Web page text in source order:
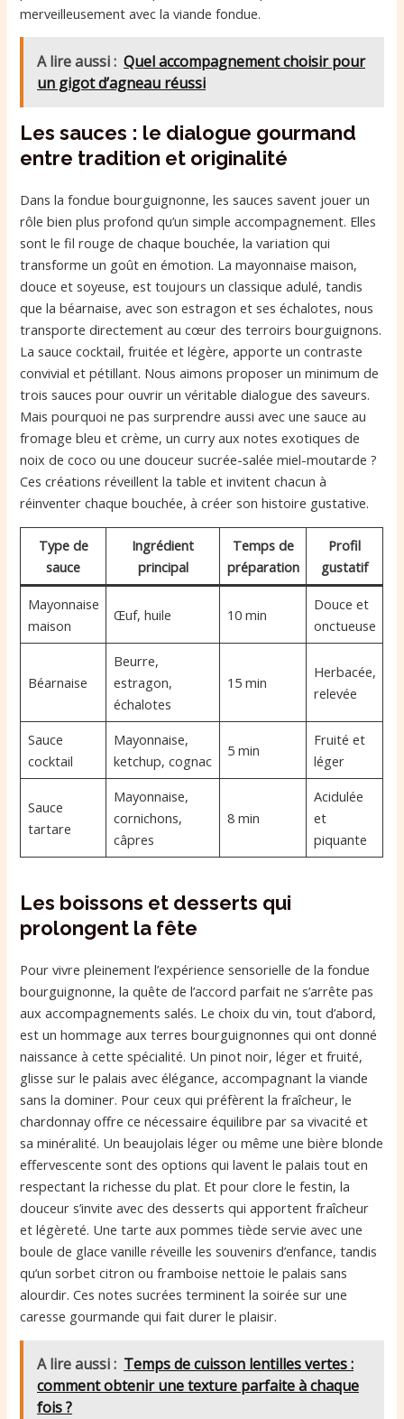
merveilleusement avec la viande fondue.
A lire aussi : Quel accompagnement choisir pour
un gigot d’agneau réussi
Les sauces : le dialogue gourmand
entre tradition et originalité
Dans la fondue bourguignonne, les sauces savent jouer un
rôle bien plus profond qu’un simple accompagnement. Elles
sont le fil rouge de chaque bouchée, la variation qui
transforme un goût en émotion. La mayonnaise maison,
douce et soyeuse, est toujours un classique adulé, tandis
que la béarnaise, avec son estragon et ses échalotes, nous
transporte directement au cœur des terroirs bourguignons.
La sauce cocktail, fruitée et légère, apporte un contraste
convivial et pétillant. Nous aimons proposer un minimum de
trois sauces pour ouvrir un véritable dialogue des saveurs.
Mais pourquoi ne pas surprendre aussi avec une sauce au
fromage bleu et crème, un curry aux notes exotiques de
noix de coco ou une douceur sucrée-salée miel-moutarde ?
Ces créations réveillent la table et invitent chacun à
réinventer chaque bouchée, à créer son histoire gustative.
Type de
sauce
Ingrédient
principal
Temps de
préparation
Profil
gustatif
Mayonnaise
maison
Œuf, huile 10 min
Douce et
onctueuse
Béarnaise
Beurre,
estragon,
échalotes
15 min
Herbacée,
relevée
Sauce
cocktail
Mayonnaise,
ketchup, cognac
5 min
Fruité et
léger
Sauce
tartare
Mayonnaise,
cornichons,
câpres
8 min
Acidulée
et
piquante
Les boissons et desserts qui
prolongent la fête
Pour vivre pleinement l’expérience sensorielle de la fondue
bourguignonne, la quête de l’accord parfait ne s’arrête pas
aux accompagnements salés. Le choix du vin, tout d’abord,
est un hommage aux terres bourguignonnes qui ont donné
naissance à cette spécialité. Un pinot noir, léger et fruité,
glisse sur le palais avec élégance, accompagnant la viande
sans la dominer. Pour ceux qui préfèrent la fraîcheur, le
chardonnay offre ce nécessaire équilibre par sa vivacité et
sa minéralité. Un beaujolais léger ou même une bière blonde
effervescente sont des options qui lavent le palais tout en
respectant la richesse du plat. Et pour clore le festin, la
douceur s’invite avec des desserts qui apportent fraîcheur
et légèreté. Une tarte aux pommes tiède servie avec une
boule de glace vanille réveille les souvenirs d’enfance, tandis
qu’un sorbet citron ou framboise nettoie le palais sans
alourdir. Ces notes sucrées terminent la soirée sur une
caresse gourmande qui fait durer le plaisir.
A lire aussi : Temps de cuisson lentilles vertes :
comment obtenir une texture parfaite à chaque
fois ?